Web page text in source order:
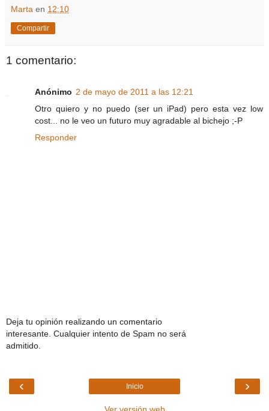
Marta en 12:10
Compartir
1 comentario:
Anónimo 2 de mayo de 2011 a las 12:21
Otro quiero y no puedo (ser un iPad) pero esta vez low
cost... no le veo un futuro muy agradable al bichejo ;-P
Responder
Deja tu opinión realizando un comentario
interesante. Cualquier intento de Spam no será
admitido.
‹ ›
Inicio
Ver versión web